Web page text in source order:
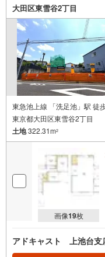
大田区東雪谷2丁目
東急池上線 「洗足池」駅 徒
東京都大田区東雪谷2丁目
土地322.31m2
画像19枚
アドキャスト 上池台支